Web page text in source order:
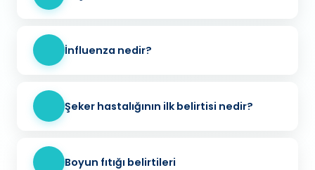
İnfluenza nedir?
Şeker hastalığının ilk belirtisi nedir?
Boyun fıtığı belirtileri